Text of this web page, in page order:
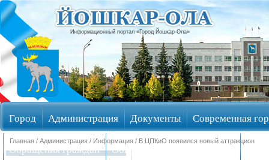
Информационный портал «Город Йошкар-Ола»
Город Администрация Документы Современная
Обращения граждан Общественные обсуждения
Главная / Администрация / Информация / В ЦПКиО появился новый аттракцион